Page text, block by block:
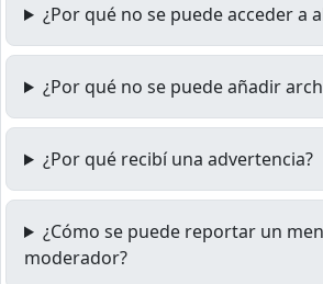
¿Por qué no se puede acceder a
¿Por qué no se puede añadir
¿Por qué recibí una advertencia?
¿Cómo se puede reportar un
moderador?